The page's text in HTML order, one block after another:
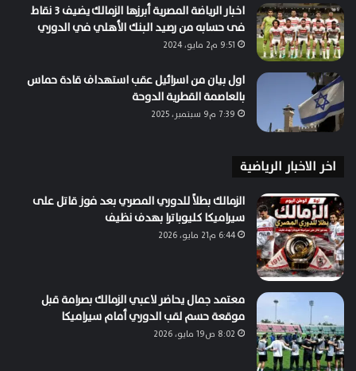
اخبار الرياضة المصرية أبرزها الزمالك يضيف 3 نقاط
فى حسابه من رصيد البنك الأهلي في الدوري
9:51 م2 مايو، 2024
اول بيان من اسرائيل عقب استهداف قادة حماس
بالعاصمة القطرية الدوحة
7:39 م9 سبتمبر، 2025
اخر الاخبار الرياضية
الزمالك بطلاً للدوري المصري بعد فوز قاتل على
سيراميكا كليوباترا بهدف نظيف
6:44 م21 مايو، 2026
معتمد جمال يحاضر لاعبي الزمالك بصرامة قبل
موقعة حسم لقب الدوري أمام سيراميكا
8:02 ص19 مايو، 2026